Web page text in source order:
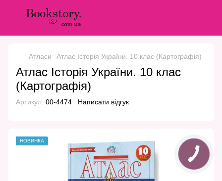
Атласи Атлас Історія України. 10 клас (Картографія)
Атлас Історія України. 10 клас
(Картографія)
Артикул: 00-4474 Написати відгук
НОВИНКА